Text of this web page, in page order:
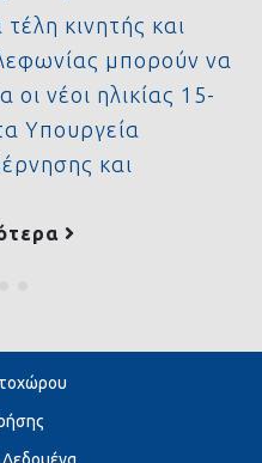
κινητής και
μπορούν να
νέοι ηλικίας 15-
Υπουργεία
και